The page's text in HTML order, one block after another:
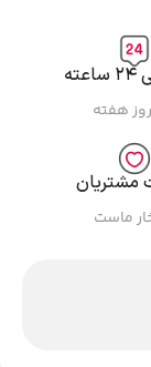
مشتریان
ماست